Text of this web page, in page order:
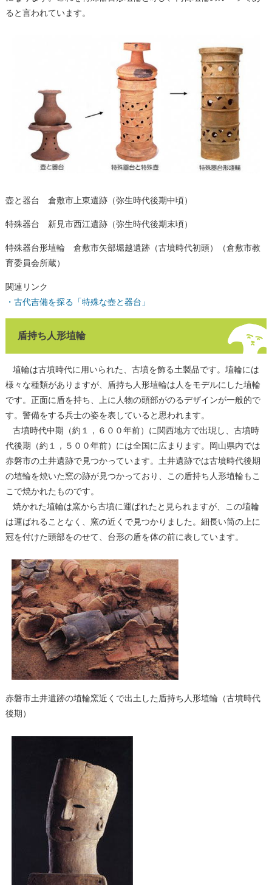
ると言われています。
壺と器台 倉敷市上東遺跡（弥生時代後期中頃）
特殊器台 新見市西江遺跡（弥生時代後期末頃）
特殊器台形埴輪 倉敷市矢部堀越遺跡（古墳時代初頭）（倉敷市教
育委員会所蔵）
関連リンク
・古代吉備を探る「特殊な壺と器台」
盾持ち人形埴輪
埴輪は古墳時代に用いられた、古墳を飾る土製品です。埴輪には
様々な種類がありますが、盾持ち人形埴輪は人をモデルにした埴輪
です。正面に盾を持ち、上に人物の頭部がのるデザインが一般的で
す。警備をする兵士の姿を表していると思われます。
古墳時代中期（約１，６００年前）に関西地方で出現し、古墳時
代後期（約１，５００年前）には全国に広まります。岡山県内では
赤磐市の土井遺跡で見つかっています。土井遺跡では古墳時代後期
の埴輪を焼いた窯の跡が見つかっており、この盾持ち人形埴輪もこ
こで焼かれたものです。
焼かれた埴輪は窯から古墳に運ばれたと見られますが、この埴輪
は運ばれることなく、窯の近くで見つかりました。細長い筒の上に
冠を付けた頭部をのせて、台形の盾を体の前に表しています。
赤磐市土井遺跡の埴輪窯近くで出土した盾持ち人形埴輪（古墳時代
後期）